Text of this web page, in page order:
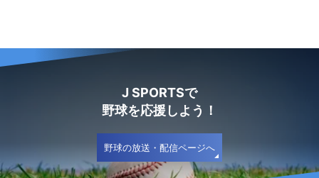
J SPORTSで
野球を応援しよう！
野球の放送・配信ページへ